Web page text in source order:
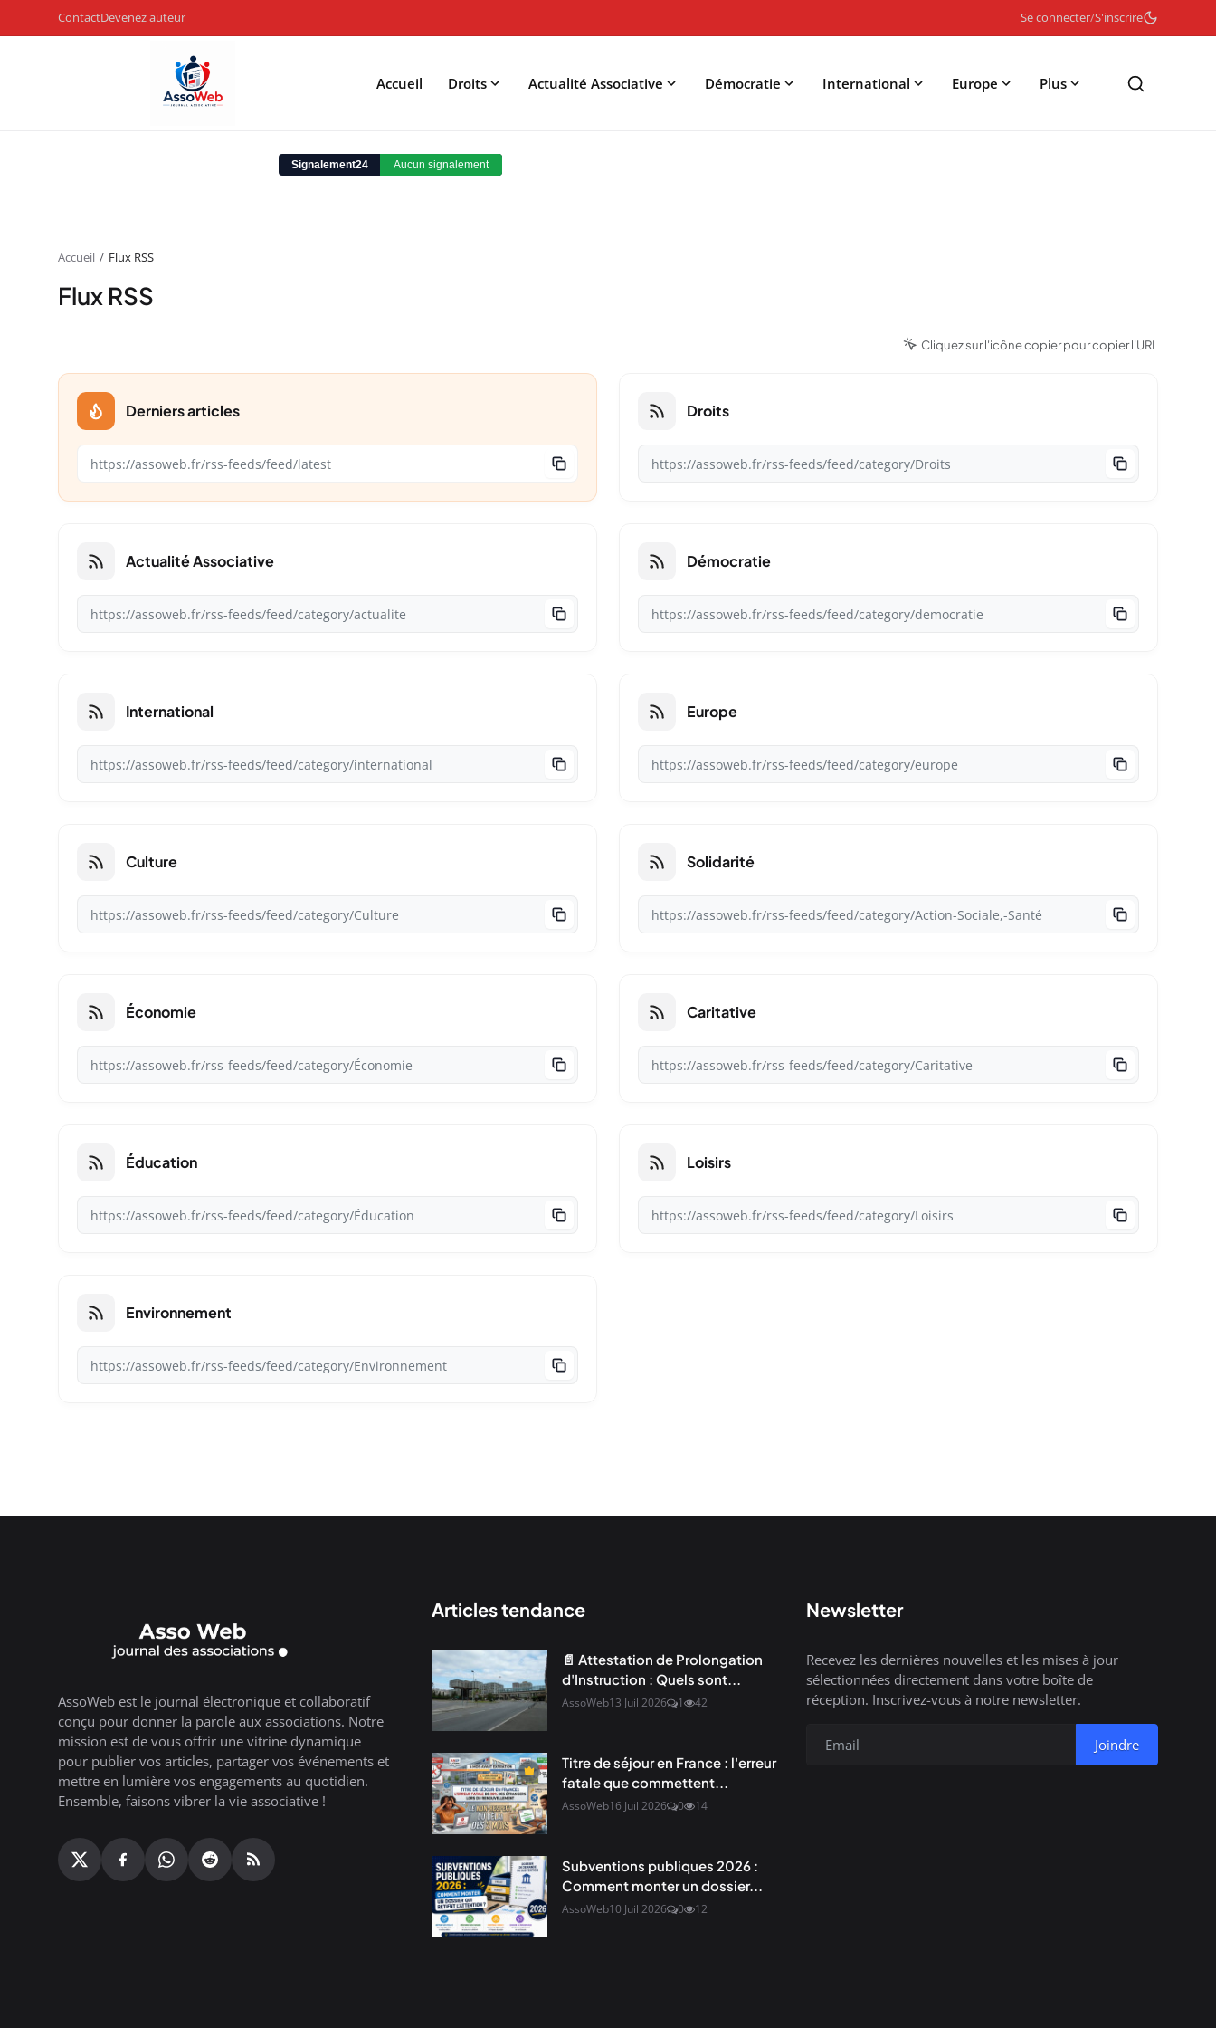
ContactDevenez auteur Se connecter/S'inscrire
Accueil Droits Actualité Associative Démocratie International Europe Plus
Accueil Flux RSS
Flux RSS
Cliquez sur l'icône copier pour copier l'URL
Derniers articles Droits
Actualité Associative Démocratie
International Europe
Culture Solidarité
Économie Caritative
Éducation Loisirs
Environnement
AssoWeb est le journal électronique et collaboratif
conçu pour donner la parole aux associations. Notre
mission est de vous offrir une vitrine dynamique
pour publier vos articles, partager vos événements et
mettre en lumière vos engagements au quotidien.
Ensemble, faisons vibrer la vie associative !
Articles tendance
📄 Attestation de Prolongation
d'Instruction : Quels sont...
AssoWeb13 Juil 2026 1 42
Titre de séjour en France : l'erreur
fatale que commettent...
AssoWeb16 Juil 2026 0 14
Subventions publiques 2026 :
Comment monter un dossier...
AssoWeb10 Juil 2026 0 12
Newsletter
Recevez les dernières nouvelles et les mises à jour
sélectionnées directement dans votre boîte de
réception. Inscrivez-vous à notre newsletter.
Joindre